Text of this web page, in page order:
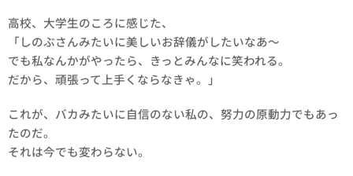
高校、大学生のころに感じた、
「しのぶさんみたいに美しいお辞儀がしたいなあ〜
でも私なんかがやったら、きっとみんなに笑われる。
だから、頑張って上手くならなきゃ。」
これが、バカみたいに自信のない私の、努力の原動力でもあっ
たのだ。
それは今でも変わらない。